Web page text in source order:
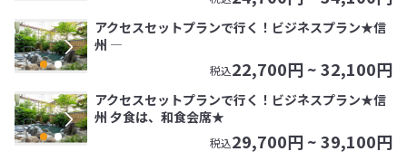
アクセスセットプランで行く！ビジネスプラン★信
州 ―
税込22,700円 ~32,100円
アクセスセットプランで行く！ビジネスプラン★信
州 夕食は、和食会席★
税込29,700円 ~39,100円